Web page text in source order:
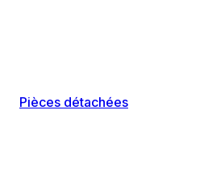
Pièces détachées